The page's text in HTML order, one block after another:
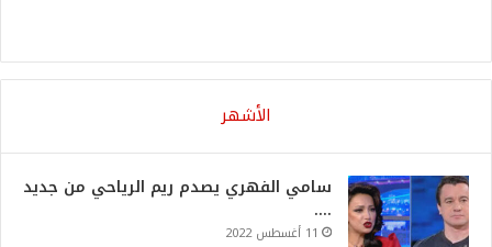
الأشهر
سامي الفهري يصدم ريم الرياحي من جديد
….
11 أغسطس 2022